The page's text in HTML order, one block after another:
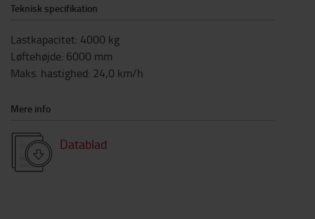
Teknisk specifikation
Lastkapacitet: 4000 kg
Løftehøjde: 6000 mm
Maks. hastighed: 24,0 km/h
Mere info
Datablad